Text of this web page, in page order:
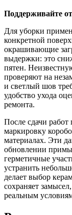
Поддерживайте
Для уборки
конкретной
окрашивающие
выдержки: это
пятен.
проверяют на
и светлый шов
удобство ухода
ремонта.
После сдачи работ
маркировку
материалах. Эти
обновлении
герметичные
устранить
делает выбор
сохраняет
реальным